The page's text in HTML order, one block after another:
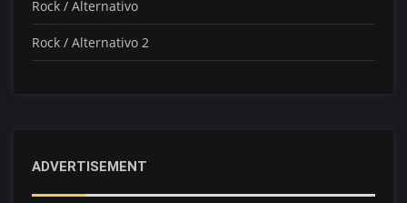
Rock / Alternativo
Rock / Alternativo 2
ADVERTISEMENT